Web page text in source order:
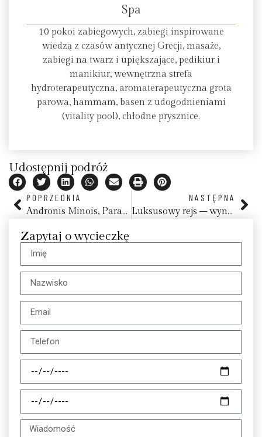
Spa
10 pokoi zabiegowych, zabiegi inspirowane
wiedzą z czasów antycznej Grecji, masaże,
zabiegi na twarz i upiększające, pedikiur i
manikiur, wewnętrzna strefa
hydroterapeutyczna, aromaterapeutyczna grota
parowa, hammam, basen z udogodnieniami
(vitality pool), chłodne prysznice.
Udostępnij podróż
POPRZEDNIA
Andronis Minois, Parasporos Beach
NASTĘPNA
Luksusowy rejs – wynajem jachtu na Malcie
Zapytaj o wycieczkę